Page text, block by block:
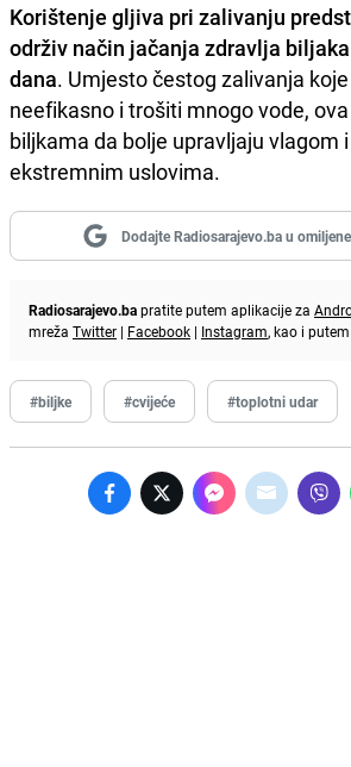
Korištenje gljiva pri zalivanju
održiv način jačanja zdravlja
dana. Umjesto čestog zalivanja
neefikasno i trošiti mnogo vode,
biljkama da bolje upravljaju vlagom
ekstremnim uslovima.
Dodajte Radiosarajevo.ba u
Radiosarajevo.bapratite putem aplikacije za
mreža Twitter | Facebook | Instagram, kao i
#biljke #cvijeće #toplotni udar